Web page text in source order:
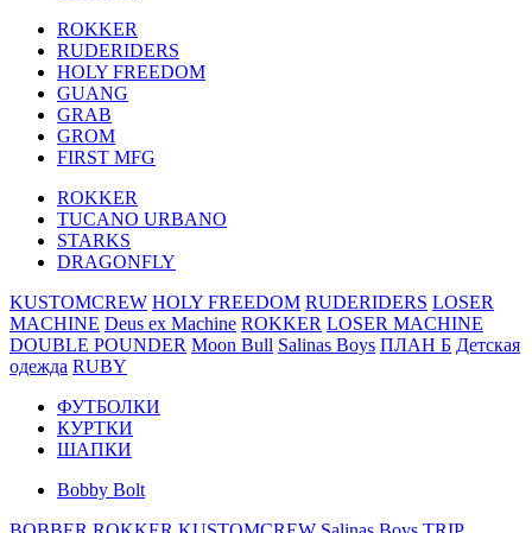
ROKKER
RUDERIDERS
HOLY FREEDOM
GUANG
GRAB
GROM
FIRST MFG
ROKKER
TUCANO URBANO
STARKS
DRAGONFLY
KUSTOMCREW HOLY FREEDOM RUDERIDERS LOSER
MACHINE Deus ex Machine ROKKER LOSER MACHINE
DOUBLE POUNDER Moon Bull Salinas Boys ПЛАН Б Детская
одежда RUBY
ФУТБОЛКИ
КУРТКИ
ШАПКИ
Bobby Bolt